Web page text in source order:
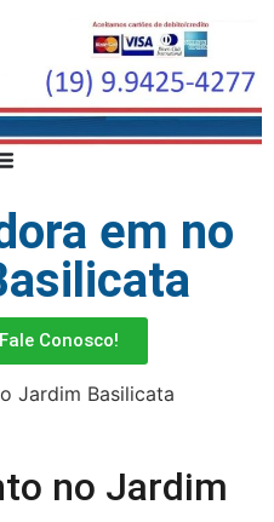
em no
Fale Conosco!
no Jardim